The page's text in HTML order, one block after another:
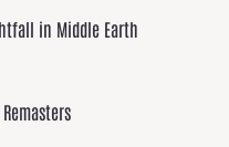
in Middle Earth